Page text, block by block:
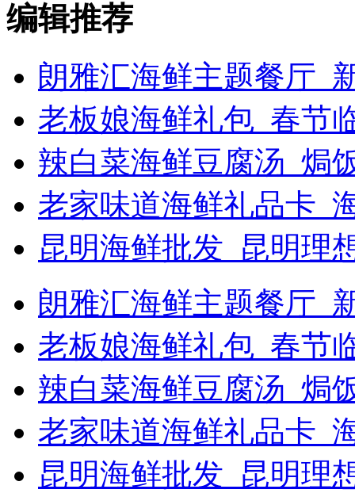
编辑推荐
朗雅汇海鲜主题餐厅_
老板娘海鲜礼包_春节
辣白菜海鲜豆腐汤_焗
老家味道海鲜礼品卡_
昆明海鲜批发_昆明理
朗雅汇海鲜主题餐厅_
老板娘海鲜礼包_春节
辣白菜海鲜豆腐汤_焗
老家味道海鲜礼品卡_
昆明海鲜批发_昆明理